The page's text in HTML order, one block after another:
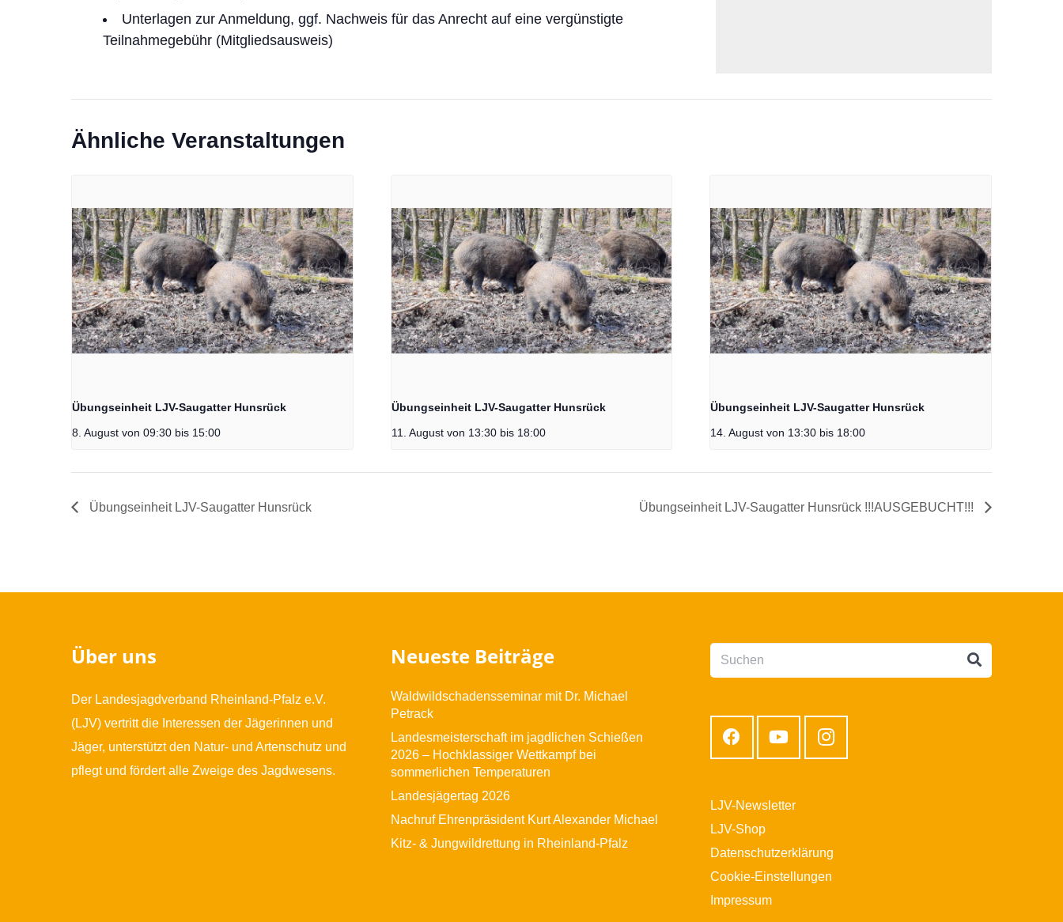
Unterlagen zur Anmeldung, ggf. Nachweis für das Anrecht auf eine vergünstigte
Teilnahmegebühr (Mitgliedsausweis)
Ähnliche Veranstaltungen
Übungseinheit LJV-Saugatter Hunsrück
8. August von 09:30 bis 15:00
Übungseinheit LJV-Saugatter Hunsrück
11. August von 13:30 bis 18:00
Übungseinheit LJV-Saugatter Hunsrück
14. August von 13:30 bis 18:00
Übungseinheit LJV-Saugatter Hunsrück Übungseinheit LJV-Saugatter Hunsrück !!!AUSGEBUCHT!!!
Über uns
Der Landesjagdverband Rheinland-Pfalz e.V.
(LJV) vertritt die Interessen der Jägerinnen und
Jäger, unterstützt den Natur- und Artenschutz und
pflegt und fördert alle Zweige des Jagdwesens.
Neueste Beiträge
Waldwildschadensseminar mit Dr. Michael
Petrack
Landesmeisterschaft im jagdlichen Schießen
2026 – Hochklassiger Wettkampf bei
sommerlichen Temperaturen
Landesjägertag 2026
Nachruf Ehrenpräsident Kurt Alexander Michael
Kitz- & Jungwildrettung in Rheinland-Pfalz
LJV-Newsletter
LJV-Shop
Datenschutzerklärung
Cookie-Einstellungen
Impressum